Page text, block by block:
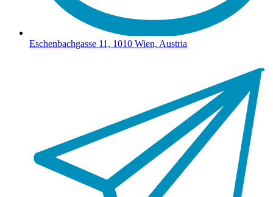
Eschenbachgasse 11, 1010 Wien, Austria